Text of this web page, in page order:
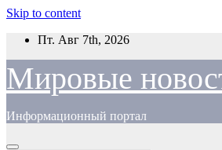
Skip to content
Пт. Авг 7th, 2026
Мировые
Информационный портал